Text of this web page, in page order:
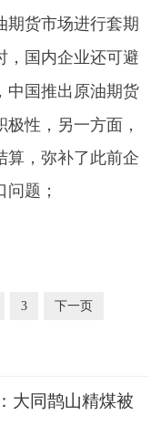
期货市场进行套期
，国内企业还可避
中国推出原油期货
性，另一方面，
算，弥补了此前企
题；
3 下一页
大同鹊山精煤被